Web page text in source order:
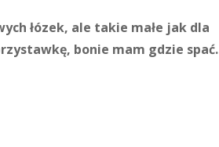
łózek, ale takie małe jak dla
bonie mam gdzie spać.